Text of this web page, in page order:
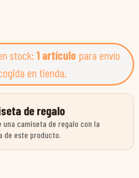
stock: 1 artículo para envío
en tienda.
de regalo
una camiseta de regalo con la
de este producto.